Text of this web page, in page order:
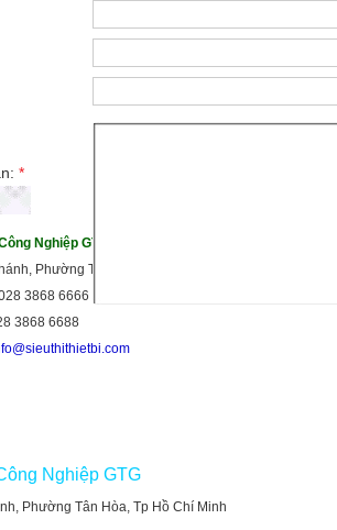
*
Nghiệp GTG
Phường Tân Hòa, TP HCM
3868 6666
6688
Nghiệp GTG
Phường Tân Hòa, Tp Hồ Chí Minh